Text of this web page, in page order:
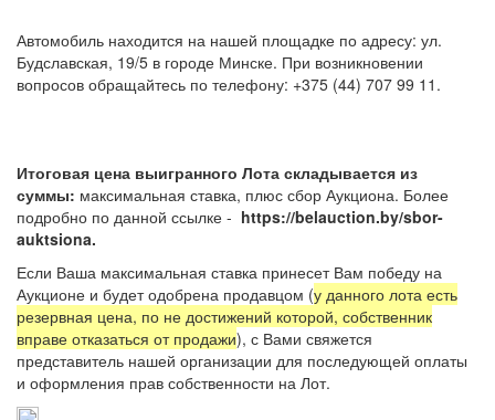
Автомобиль находится на нашей площадке по адресу: ул.
Будславская, 19/5 в городе Минске. При возникновении
вопросов обращайтесь по телефону: +375 (44) 707 99 11.
Итоговая цена выигранного Лота складывается из
суммы: максимальная ставка, плюс сбор Аукциона. Более
подробно по данной ссылке - https://belauction.by/sbor-
auktsiona.
Если Ваша максимальная ставка принесет Вам победу на
Аукционе и будет одобрена продавцом (у данного лота есть
резервная цена, по не достижений которой, собственник
вправе отказаться от продажи), с Вами свяжется
представитель нашей организации для последующей оплаты
и оформления прав собственности на Лот.